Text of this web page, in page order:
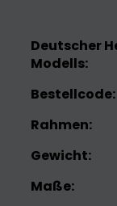
Deutscher
Modells:
Bestellcode:
Rahmen:
Gewicht:
Maße: